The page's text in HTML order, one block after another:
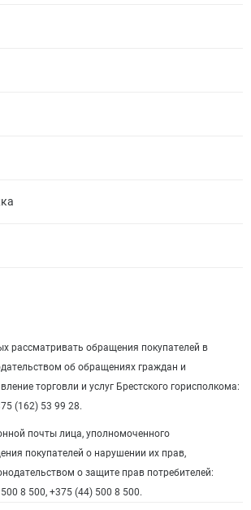
рассматривать обращения покупателей в
об обращениях граждан и
торговли и услуг Брестского горисполкома:
(162) 53 99 28.
почты лица, уполномоченного
покупателей о нарушении их прав,
о защите прав потребителей:
8 500, +375 (44) 500 8 500.